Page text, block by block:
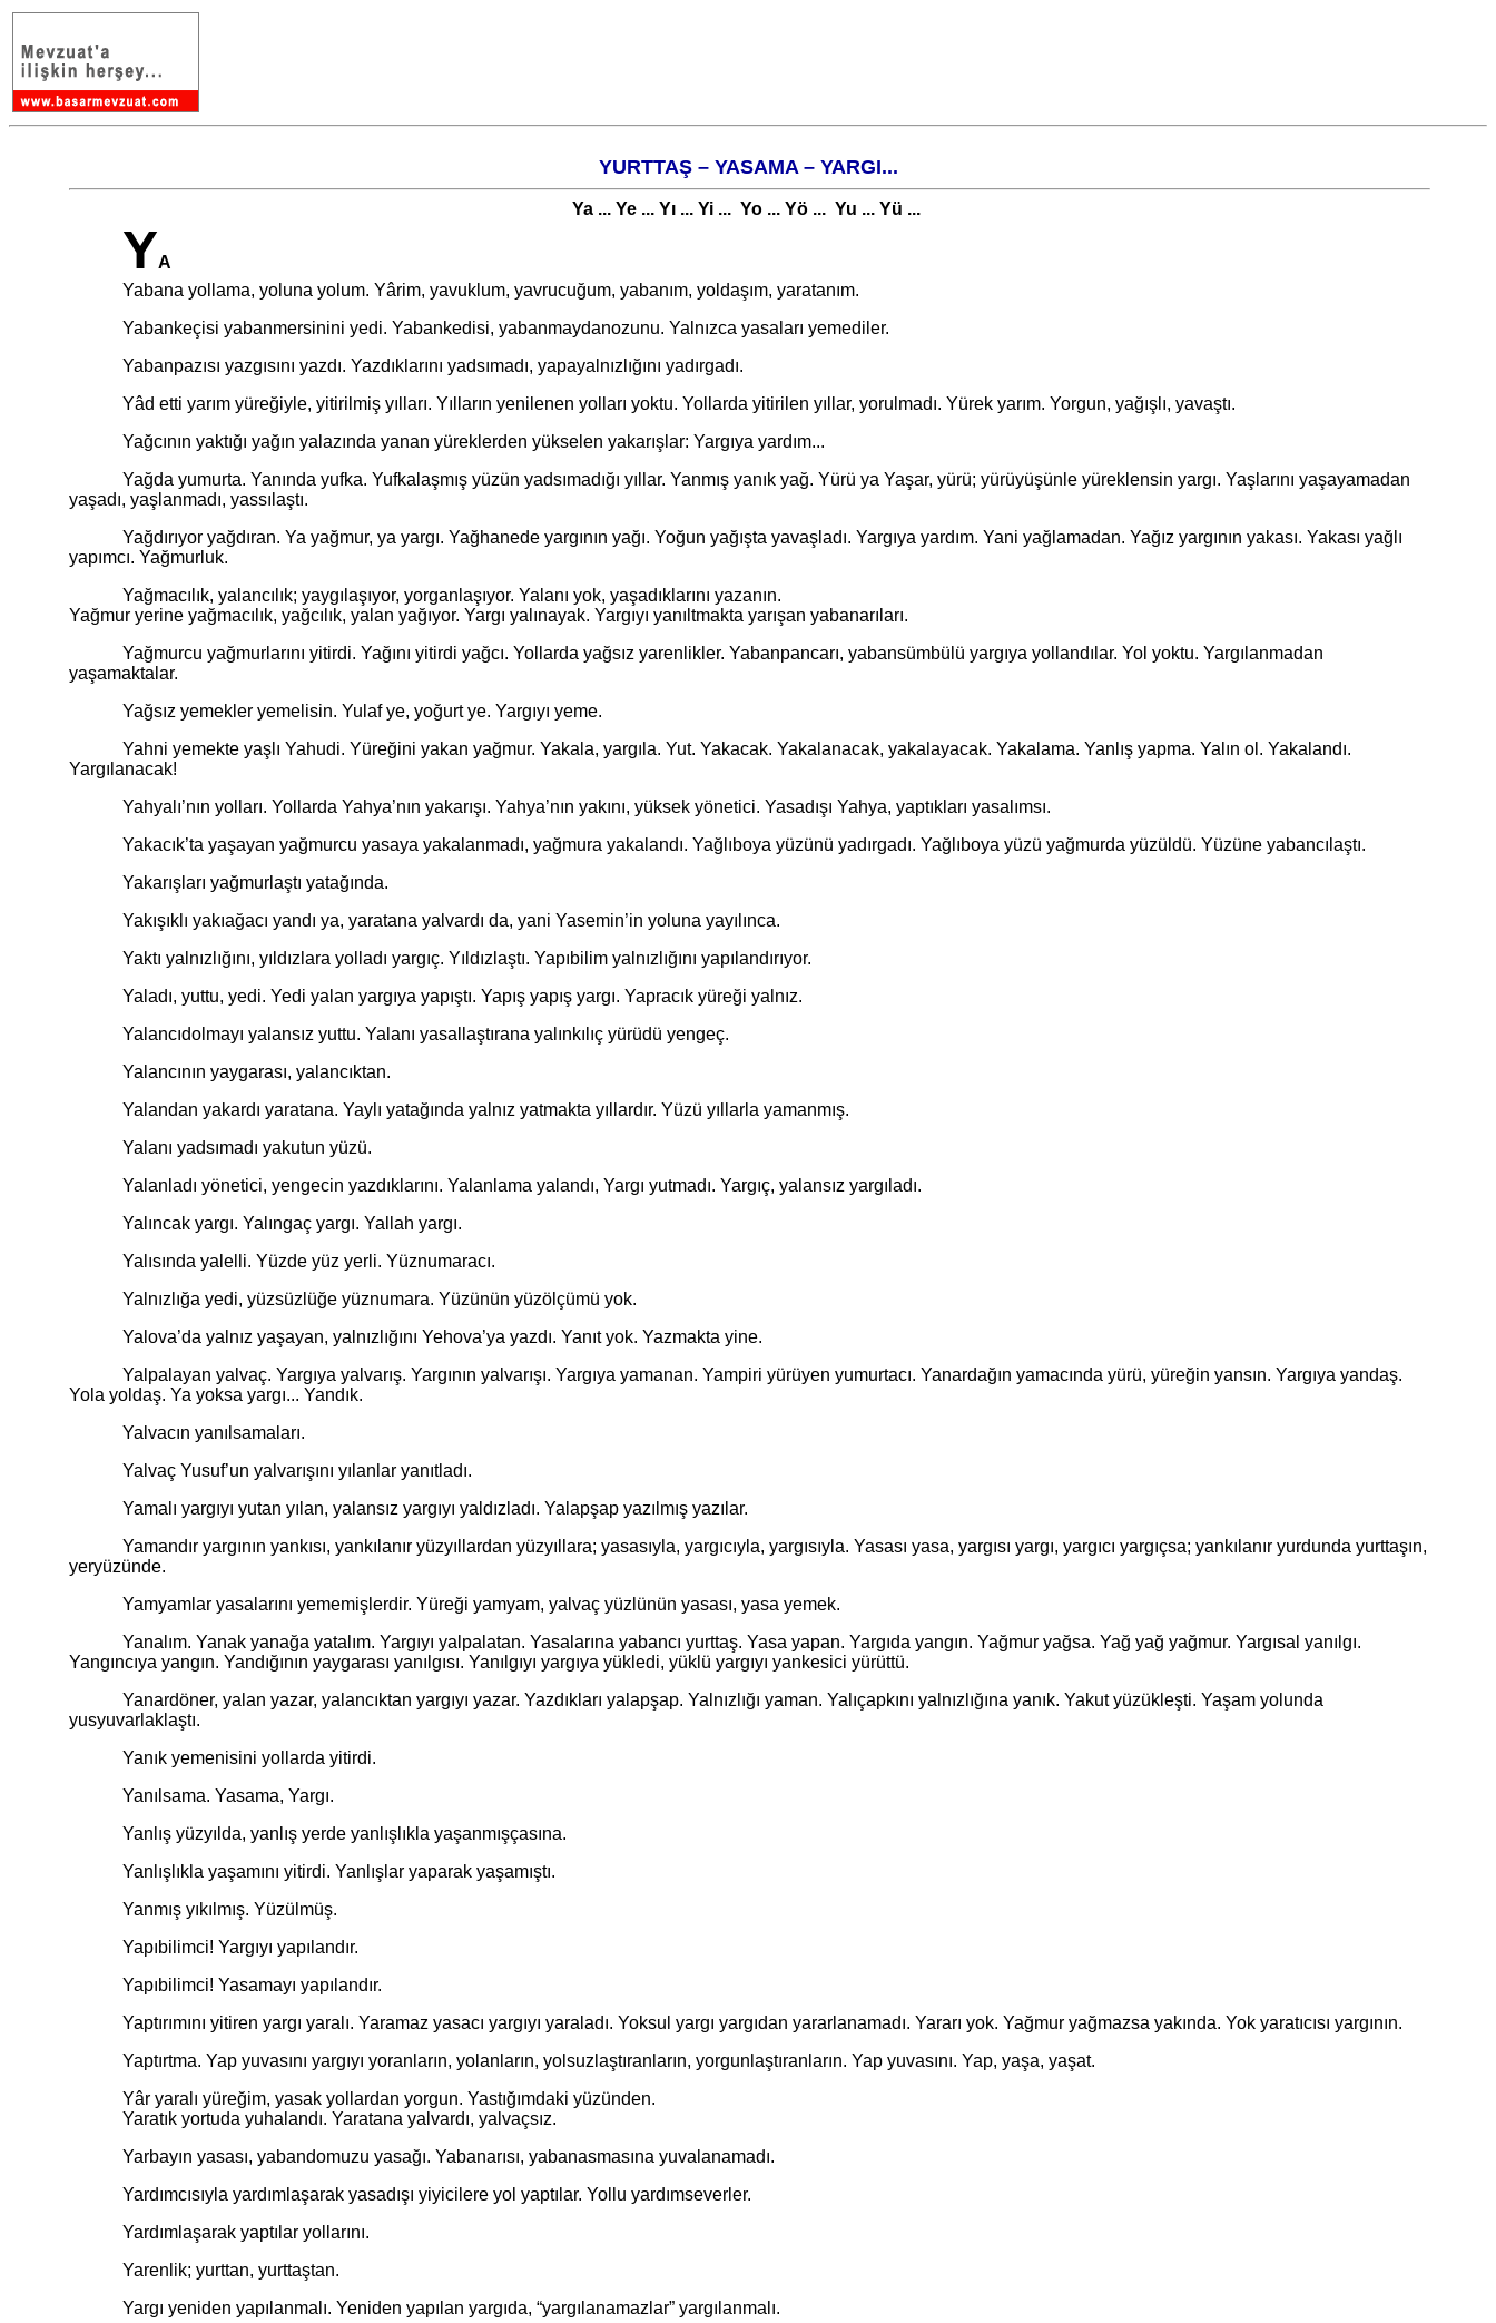
YURTTAŞ – YASAMA – YARGI...
Ya ... Ye ... Yı ... Yi ... Yo ... Yö ... Yu ... Yü ...
YA
Yabana yollama, yoluna yolum. Yârim, yavuklum, yavrucuğum, yabanım, yoldaşım, yaratanım.
Yabankeçisi yabanmersinini yedi. Yabankedisi, yabanmaydanozunu. Yalnızca yasaları yemediler.
Yabanpazısı yazgısını yazdı. Yazdıklarını yadsımadı, yapayalnızlığını yadırgadı.
Yâd etti yarım yüreğiyle, yitirilmiş yılları. Yılların yenilenen yolları yoktu. Yollarda yitirilen yıllar, yorulmadı. Yürek yarım. Yorgun, yağışlı, yavaştı.
Yağcının yaktığı yağın yalazında yanan yüreklerden yükselen yakarışlar: Yargıya yardım...
Yağda yumurta. Yanında yufka. Yufkalaşmış yüzün yadsımadığı yıllar. Yanmış yanık yağ. Yürü ya Yaşar, yürü; yürüyüşünle yüreklensin yargı. Yaşlarını yaşayamadan
yaşadı, yaşlanmadı, yassılaştı.
Yağdırıyor yağdıran. Ya yağmur, ya yargı. Yağhanede yargının yağı. Yoğun yağışta yavaşladı. Yargıya yardım. Yani yağlamadan. Yağız yargının yakası. Yakası yağlı
yapımcı. Yağmurluk.
Yağmacılık, yalancılık; yaygılaşıyor, yorganlaşıyor. Yalanı yok, yaşadıklarını yazanın.
Yağmur yerine yağmacılık, yağcılık, yalan yağıyor. Yargı yalınayak. Yargıyı yanıltmakta yarışan yabanarıları.
Yağmurcu yağmurlarını yitirdi. Yağını yitirdi yağcı. Yollarda yağsız yarenlikler. Yabanpancarı, yabansümbülü yargıya yollandılar. Yol yoktu. Yargılanmadan
yaşamaktalar.
Yağsız yemekler yemelisin. Yulaf ye, yoğurt ye. Yargıyı yeme.
Yahni yemekte yaşlı Yahudi. Yüreğini yakan yağmur. Yakala, yargıla. Yut. Yakacak. Yakalanacak, yakalayacak. Yakalama. Yanlış yapma. Yalın ol. Yakalandı.
Yargılanacak!
Yahyalı’nın yolları. Yollarda Yahya’nın yakarışı. Yahya’nın yakını, yüksek yönetici. Yasadışı Yahya, yaptıkları yasalımsı.
Yakacık’ta yaşayan yağmurcu yasaya yakalanmadı, yağmura yakalandı. Yağlıboya yüzünü yadırgadı. Yağlıboya yüzü yağmurda yüzüldü. Yüzüne yabancılaştı.
Yakarışları yağmurlaştı yatağında.
Yakışıklı yakıağacı yandı ya, yaratana yalvardı da, yani Yasemin’in yoluna yayılınca.
Yaktı yalnızlığını, yıldızlara yolladı yargıç. Yıldızlaştı. Yapıbilim yalnızlığını yapılandırıyor.
Yaladı, yuttu, yedi. Yedi yalan yargıya yapıştı. Yapış yapış yargı. Yapracık yüreği yalnız.
Yalancıdolmayı yalansız yuttu. Yalanı yasallaştırana yalınkılıç yürüdü yengeç.
Yalancının yaygarası, yalancıktan.
Yalandan yakardı yaratana. Yaylı yatağında yalnız yatmakta yıllardır. Yüzü yıllarla yamanmış.
Yalanı yadsımadı yakutun yüzü.
Yalanladı yönetici, yengecin yazdıklarını. Yalanlama yalandı, Yargı yutmadı. Yargıç, yalansız yargıladı.
Yalıncak yargı. Yalıngaç yargı. Yallah yargı.
Yalısında yalelli. Yüzde yüz yerli. Yüznumaracı.
Yalnızlığa yedi, yüzsüzlüğe yüznumara. Yüzünün yüzölçümü yok.
Yalova’da yalnız yaşayan, yalnızlığını Yehova’ya yazdı. Yanıt yok. Yazmakta yine.
Yalpalayan yalvaç. Yargıya yalvarış. Yargının yalvarışı. Yargıya yamanan. Yampiri yürüyen yumurtacı. Yanardağın yamacında yürü, yüreğin yansın. Yargıya yandaş.
Yola yoldaş. Ya yoksa yargı... Yandık.
Yalvacın yanılsamaları.
Yalvaç Yusuf’un yalvarışını yılanlar yanıtladı.
Yamalı yargıyı yutan yılan, yalansız yargıyı yaldızladı. Yalapşap yazılmış yazılar.
Yamandır yargının yankısı, yankılanır yüzyıllardan yüzyıllara; yasasıyla, yargıcıyla, yargısıyla. Yasası yasa, yargısı yargı, yargıcı yargıçsa; yankılanır yurdunda yurttaşın,
yeryüzünde.
Yamyamlar yasalarını yememişlerdir. Yüreği yamyam, yalvaç yüzlünün yasası, yasa yemek.
Yanalım. Yanak yanağa yatalım. Yargıyı yalpalatan. Yasalarına yabancı yurttaş. Yasa yapan. Yargıda yangın. Yağmur yağsa. Yağ yağ yağmur. Yargısal yanılgı.
Yangıncıya yangın. Yandığının yaygarası yanılgısı. Yanılgıyı yargıya yükledi, yüklü yargıyı yankesici yürüttü.
Yanardöner, yalan yazar, yalancıktan yargıyı yazar. Yazdıkları yalapşap. Yalnızlığı yaman. Yalıçapkını yalnızlığına yanık. Yakut yüzükleşti. Yaşam yolunda
yusyuvarlaklaştı.
Yanık yemenisini yollarda yitirdi.
Yanılsama. Yasama, Yargı.
Yanlış yüzyılda, yanlış yerde yanlışlıkla yaşanmışçasına.
Yanlışlıkla yaşamını yitirdi. Yanlışlar yaparak yaşamıştı.
Yanmış yıkılmış. Yüzülmüş.
Yapıbilimci! Yargıyı yapılandır.
Yapıbilimci! Yasamayı yapılandır.
Yaptırımını yitiren yargı yaralı. Yaramaz yasacı yargıyı yaraladı. Yoksul yargı yargıdan yararlanamadı. Yararı yok. Yağmur yağmazsa yakında. Yok yaratıcısı yargının.
Yaptırtma. Yap yuvasını yargıyı yoranların, yolanların, yolsuzlaştıranların, yorgunlaştıranların. Yap yuvasını. Yap, yaşa, yaşat.
Yâr yaralı yüreğim, yasak yollardan yorgun. Yastığımdaki yüzünden.
Yaratık yortuda yuhalandı. Yaratana yalvardı, yalvaçsız.
Yarbayın yasası, yabandomuzu yasağı. Yabanarısı, yabanasmasına yuvalanamadı.
Yardımcısıyla yardımlaşarak yasadışı yiyicilere yol yaptılar. Yollu yardımseverler.
Yardımlaşarak yaptılar yollarını.
Yarenlik; yurttan, yurttaştan.
Yargı yeniden yapılanmalı. Yeniden yapılan yargıda, “yargılanamazlar” yargılanmalı.